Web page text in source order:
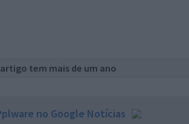
tem mais de um ano
no Google Notícias